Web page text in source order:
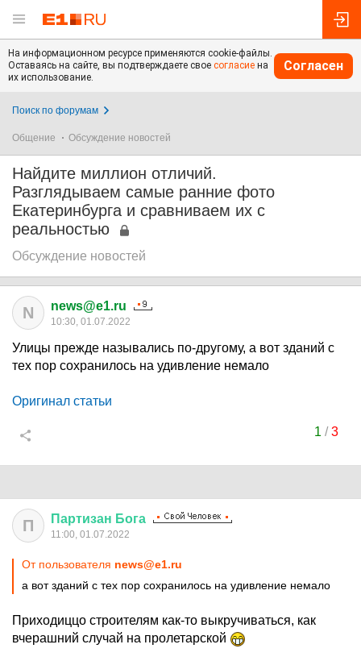
На информационном ресурсе применяются cookie-файлы.
Оставаясь на сайте, вы подтверждаете свое согласие на
их использование.
Согласен
Поиск по форумам
Общение Обсуждение новостей
Найдите миллион отличий.
Разглядываем самые ранние фото
Екатеринбурга и сравниваем их с
реальностью
Обсуждение новостей
N news@e1.ru
10:30, 01.07.2022
Улицы прежде назывались по-другому, а вот зданий с
тех пор сохранилось на удивление немало
Оригинал статьи
1 /3
П Партизан Бога
11:00, 01.07.2022
От пользователя news@e1.ru
а вот зданий с тех пор сохранилось на удивление немало
Приходиццо строителям как-то выкручиваться, как
вчерашний случай на пролетарской